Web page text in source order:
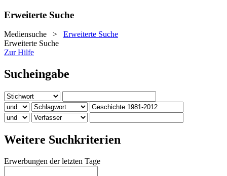
Erweiterte Suche
Mediensuche > Erweiterte Suche
Erweiterte Suche
Zur Hilfe
Sucheingabe
Weitere Suchkriterien
Erwerbungen der letzten Tage